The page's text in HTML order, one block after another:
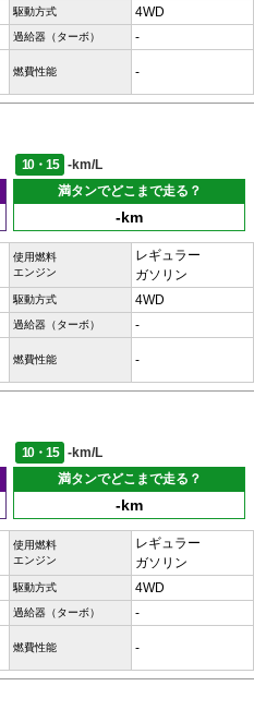
駆動方式 4WD
過給器（ターボ） -
燃費性能 -
10・15
-km/L
満タンでどこまで走る？
-km
使用燃料
エンジン
レギュラー
ガソリン
駆動方式 4WD
過給器（ターボ） -
燃費性能 -
10・15
-km/L
満タンでどこまで走る？
-km
使用燃料
エンジン
レギュラー
ガソリン
駆動方式 4WD
過給器（ターボ） -
燃費性能 -